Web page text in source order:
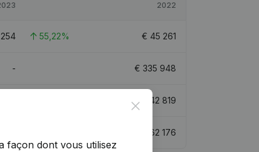
2022
55,22% € 45 261
- € 335 948
42 819
62 176
Close
façon dont vous utilisez